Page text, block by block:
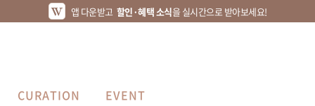
앱 다운받고 할인·혜택 소식을 실시간으로 받아보세요!
CURATION EVENT